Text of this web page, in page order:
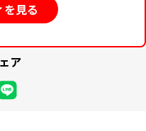
を見る
ア